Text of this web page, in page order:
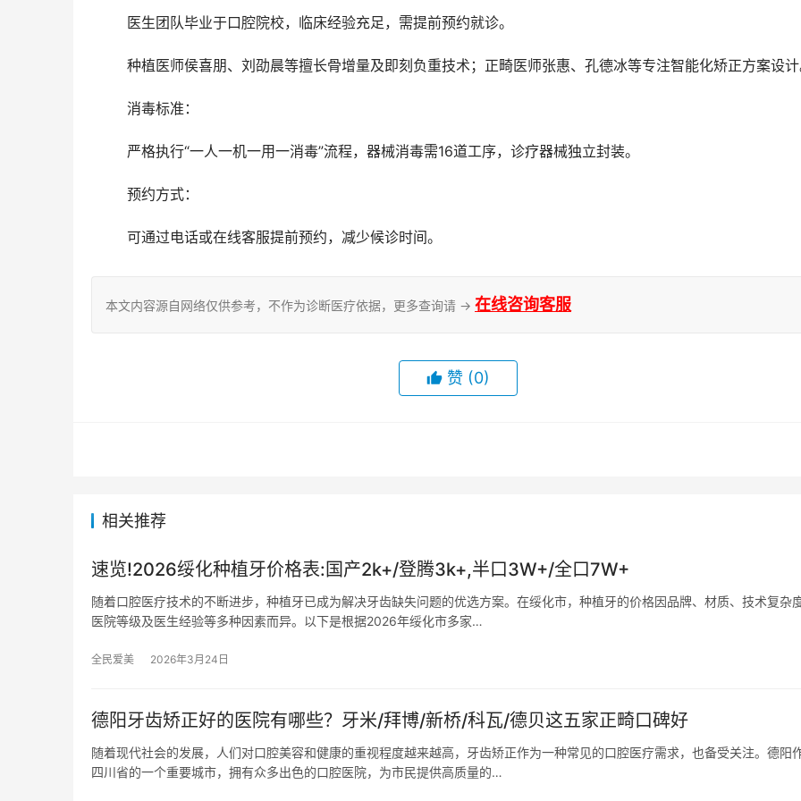
	医生团队毕业于口腔院校，临床经验充足，需提前预约就诊。
种植医师侯喜朋、刘劭晨等擅长骨增量及即刻负重技术；正畸医师张惠、孔德冰等专注智能化矫正方案设
	消毒标准：
	严格执行“一人一机一用一消毒”流程，器械消毒需16道工序，诊疗器械独立封装。
	预约方式：
	可通过电话或在线客服提前预约，减少候诊时间。
本文内容源自网络仅供参考，不作为诊断医疗依据，更多查询请 → 在线咨询客服
赞 (0)
相关推荐
速览!2026绥化种植牙价格表:国产2k+/登腾3k+,半口3W+/全口7W+
随着口腔医疗技术的不断进步，种植牙已成为解决牙齿缺失问题的优选方案。在绥化市，种植牙的价格因品牌、材质、技术复杂
医院等级及医生经验等多种因素而异。以下是根据2026年绥化市多家…
全民爱美 2026年3月24日
德阳牙齿矫正好的医院有哪些？牙米/拜博/新桥/科瓦/德贝这五家正畸口碑好
随着现代社会的发展，人们对口腔美容和健康的重视程度越来越高，牙齿矫正作为一种常见的口腔医疗需求，也备受关注。德阳
四川省的一个重要城市，拥有众多出色的口腔医院，为市民提供高质量的…